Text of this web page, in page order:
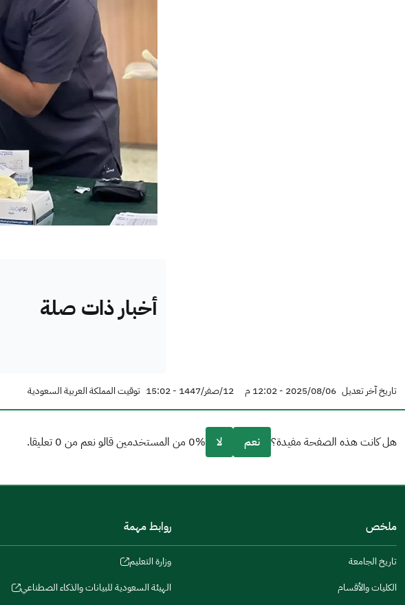
أخبار ذات صلة
تاريخ آخر تعديل 2025/08/06 - 12:02 م 12/صفر/1447 - 15:02 توقيت المملكة العربية السعودية
هل كانت هذه الصفحة مفيدة؟ نعم لا 0% من المستخدمين قالو نعم من 0 تعليقا.
مكتوبة بشكل جيد
الإجابات كانت مرتبطة
تصميمه يجعله سهل القراءة
ملخص
تاريخ الجامعة
الكليات والأقسام
روابط مهمة
وزارة التعليم
(opens
الهيئة السعودية للبيانات والذكاء الصطناعي
(opens